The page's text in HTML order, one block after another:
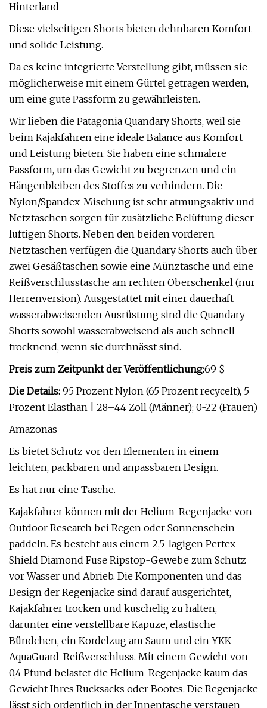
Hinterland
Diese vielseitigen Shorts bieten dehnbaren Komfort
und solide Leistung.
Da es keine integrierte Verstellung gibt, müssen sie
möglicherweise mit einem Gürtel getragen werden,
um eine gute Passform zu gewährleisten.
Wir lieben die Patagonia Quandary Shorts, weil sie
beim Kajakfahren eine ideale Balance aus Komfort
und Leistung bieten. Sie haben eine schmalere
Passform, um das Gewicht zu begrenzen und ein
Hängenbleiben des Stoffes zu verhindern. Die
Nylon/Spandex-Mischung ist sehr atmungsaktiv und
Netztaschen sorgen für zusätzliche Belüftung dieser
luftigen Shorts. Neben den beiden vorderen
Netztaschen verfügen die Quandary Shorts auch über
zwei Gesäßtaschen sowie eine Münztasche und eine
Reißverschlusstasche am rechten Oberschenkel (nur
Herrenversion). Ausgestattet mit einer dauerhaft
wasserabweisenden Ausrüstung sind die Quandary
Shorts sowohl wasserabweisend als auch schnell
trocknend, wenn sie durchnässt sind.
Preis zum Zeitpunkt der Veröffentlichung:69 $
Die Details: 95 Prozent Nylon (65 Prozent recycelt), 5
Prozent Elasthan | 28–44 Zoll (Männer); 0-22 (Frauen)
Amazonas
Es bietet Schutz vor den Elementen in einem
leichten, packbaren und anpassbaren Design.
Es hat nur eine Tasche.
Kajakfahrer können mit der Helium-Regenjacke von
Outdoor Research bei Regen oder Sonnenschein
paddeln. Es besteht aus einem 2,5-lagigen Pertex
Shield Diamond Fuse Ripstop-Gewebe zum Schutz
vor Wasser und Abrieb. Die Komponenten und das
Design der Regenjacke sind darauf ausgerichtet,
Kajakfahrer trocken und kuschelig zu halten,
darunter eine verstellbare Kapuze, elastische
Bündchen, ein Kordelzug am Saum und ein YKK
AquaGuard-Reißverschluss. Mit einem Gewicht von
0,4 Pfund belastet die Helium-Regenjacke kaum das
Gewicht Ihres Rucksacks oder Bootes. Die Regenjacke
lässt sich ordentlich in der Innentasche verstauen